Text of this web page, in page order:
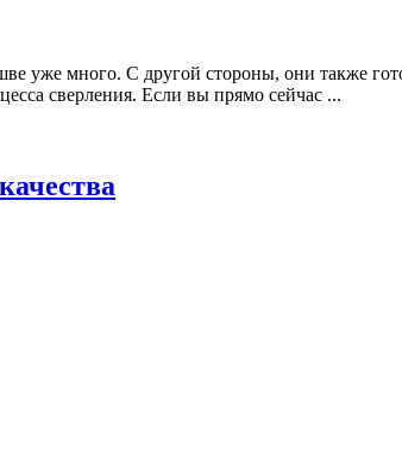
уже много. С другой стороны, они также
сверления. Если вы прямо сейчас ...